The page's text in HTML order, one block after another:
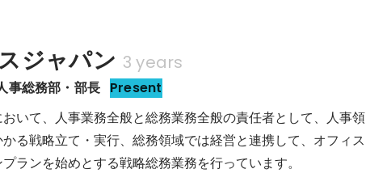
ジャパン 3 years
事総務部・部長 Present
いて、人事業務全般と総務業務全般の責任者として、人事領
る戦略立て・実行、総務領域では経営と連携して、オフィス
ランを始めとする戦略総務業務を行っています。